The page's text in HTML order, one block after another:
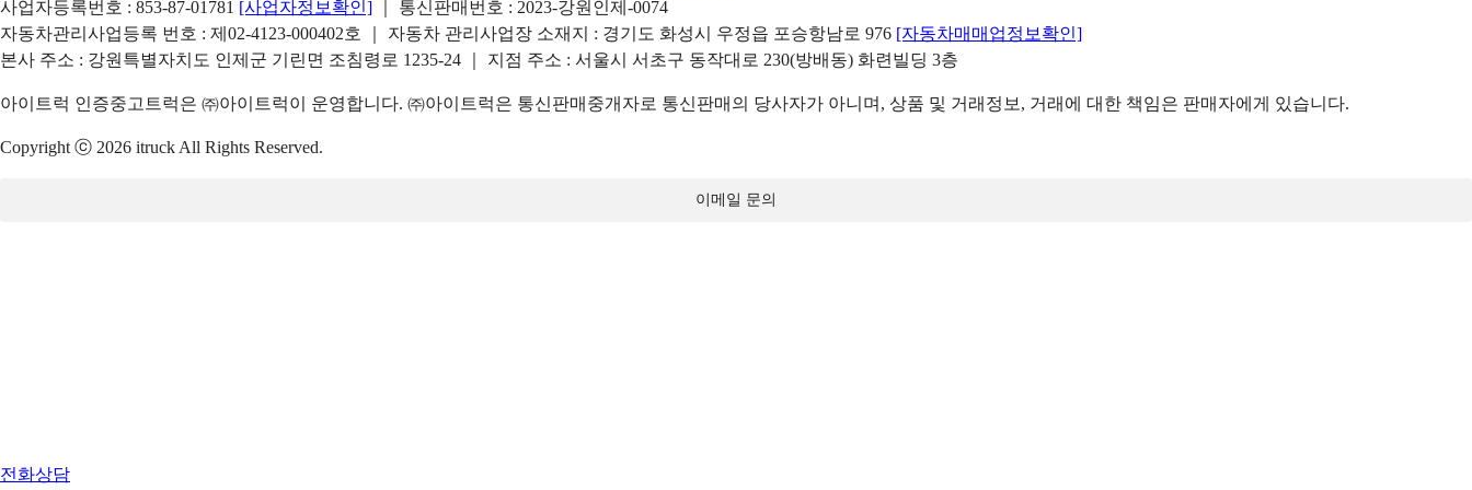
사업자등록번호 : 853-87-01781 [사업자정보확인]
｜ 통신판매번호 : 2023-강원인제-0074
자동차관리사업등록 번호 : 제02-4123-000402호 ｜ 자동차 관리사업장 소재지 : 경기도 화성시 우정읍 포승항남로 976 [자동차매매업정보확인]
본사 주소 : 강원특별자치도 인제군 기린면 조침령로 1235-24 ｜ 지점 주소 : 서울시 서초구 동작대로 230(방배동) 화련빌딩 3층
아이트럭 인증중고트럭은 ㈜아이트럭이 운영합니다. ㈜아이트럭은 통신판매중개자로 통신판매의 당사자가 아니며, 상품 및 거래정보, 거래에 대한 책임은 판매자에게 있습니다.
Copyright ⓒ 2026 itruck All Rights Reserved.
이메일 문의
전화상담